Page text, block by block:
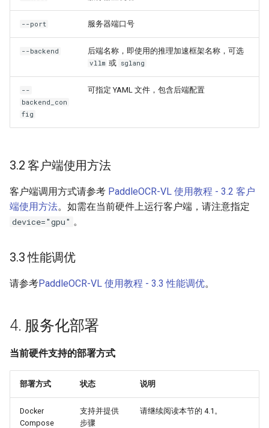
--port 服务器端口号
--backend 后端名称，即使用的推理加速框架名称，可选
vllm 或 sglang
--
backend_con
fig
可指定 YAML 文件，包含后端配置
3.2 客户端使用方法
客户端调用方式请参考 PaddleOCR-VL 使用教程 - 3.2 客户
端使用方法。如需在当前硬件上运行客户端，请注意指定
device="gpu" 。
3.3 性能调优
请参考PaddleOCR-VL 使用教程 - 3.3 性能调优。
4. 服务化部署
当前硬件支持的部署方式
部署方式 状态 说明
Docker
Compose
支持并提供
步骤
请继续阅读本节的 4.1。